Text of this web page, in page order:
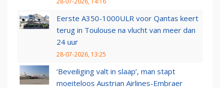
Eerste A350-1000ULR voor Qantas keert
terug in Toulouse na vlucht van meer dan
24 uur
28-07-2026, 13:25
‘Beveiliging valt in slaap’, man stapt
moeiteloos Austrian Airlines-Embraer